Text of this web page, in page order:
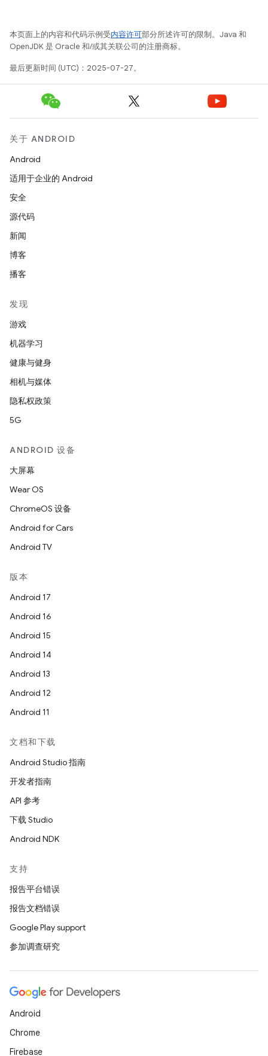
本页面上的内容和代码示例受内容许可部分所述许可的限制。Java 和
OpenJDK 是 Oracle 和/或其关联公司的注册商标。
最后更新时间 (UTC)：2025-07-27。
关于 ANDROID
Android
适用于企业的 Android
安全
源代码
新闻
博客
播客
发现
游戏
机器学习
健康与健身
相机与媒体
隐私权政策
5G
ANDROID 设备
大屏幕
Wear OS
ChromeOS 设备
Android for Cars
Android TV
版本
Android 17
Android 16
Android 15
Android 14
Android 13
Android 12
Android 11
文档和下载
Android Studio 指南
开发者指南
API 参考
下载 Studio
Android NDK
支持
报告平台错误
报告文档错误
Google Play support
参加调查研究
Android
Chrome
Firebase